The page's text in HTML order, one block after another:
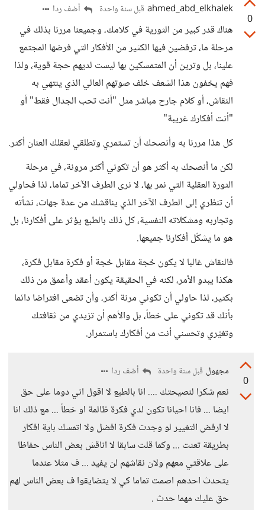
0
ahmed_abd_elkhalek قبل سنة واحدة أضف ردا
هناك قدر كبير من الثورية في كلامك، وجميعنا مررنا بذلك في
مرحلة ما، ترفضين فيها الكثير من الأفكار التي فرضها المجتمع
علينا، بل وترين أن المتمسكين بها ليست لديهم حجة قوية، ولذا
فهم يخفون هذا الشعف خلف صوتهم العالي الذي ينتهي به
النقاش، أو كلام جارح مباشر مثل "أنت تحب الجدال فقط" أو
"أنت أفكارك غريبة"
كل هذا مررنا به وأنصحك أن تستمري وتطلقي لعقلك العنان أكثر.
لكن ما أنصحك به أكثر هو أن تكوني أكثر مرونة، في مرحلة
الثورة العقلية التي نمر بها، لا نرى الطرف الآخر تماما، لذا فحاولي
أن تنظري إلى الطرف الآخر الذي يناقشك من عدة جهات، نشأته
وتجاربه ومشكلاته النفسية، كل ذلك بالطبع يؤثر على أفكارنا، بل
هو ما يشكّل أفكارنا جميعها.
فالنقاش غالبا لا يكون حُجة مقابل حُجة أو فكرة مقابل فكرة،
هكذا يبدو الأمر، لكنه في الحقيقة يكون أعقد وأعمق من ذلك
بكثير، لذا حاولي أن تكوني مرنة أكثر، وأن تضعى افتراضا دائما
بأنك قد تكوني على خطأ، بل والأهم أن تزيدي من ثقافتك
وتغيّري وتحسني أنت من أفكارك باستمرار.
0
مجهول قبل سنة واحدة أضف ردا
نعم شكرا لنصيحتك .... انا بالطبع لا اقول اني دوما على حق
ايضا ... فانا احيانا تكون لدي فكرة ظالمة او خطأ ... مع ذلك انا
لا ارفض التغيير لو وجدت فكرة افضل ولا اتمسك باية افكار
بطريقة تعنت ... وكما قلت سابقا لا اناقش بعض الناس حفاظا
على علاقتي معهم ولان نقاشهم لن يفيد ... ف مثلا عندما
يتحدث احدهم اصمت تماما كي لا يتضايقوا ف بعض الناس لهم
حق عليك مهما حدث .